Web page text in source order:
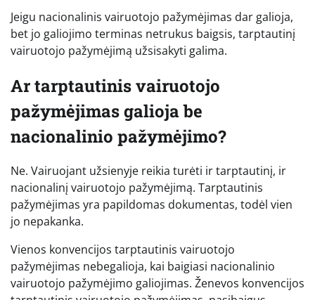
Jeigu nacionalinis vairuotojo pažymėjimas dar galioja,
bet jo galiojimo terminas netrukus baigsis, tarptautinį
vairuotojo pažymėjimą užsisakyti galima.
Ar tarptautinis vairuotojo
pažymėjimas galioja be
nacionalinio pažymėjimo?
Ne. Vairuojant užsienyje reikia turėti ir tarptautinį, ir
nacionalinį vairuotojo pažymėjimą. Tarptautinis
pažymėjimas yra papildomas dokumentas, todėl vien
jo nepakanka.
Vienos konvencijos tarptautinis vairuotojo
pažymėjimas nebegalioja, kai baigiasi nacionalinio
vairuotojo pažymėjimo galiojimas. Ženevos konvencijos